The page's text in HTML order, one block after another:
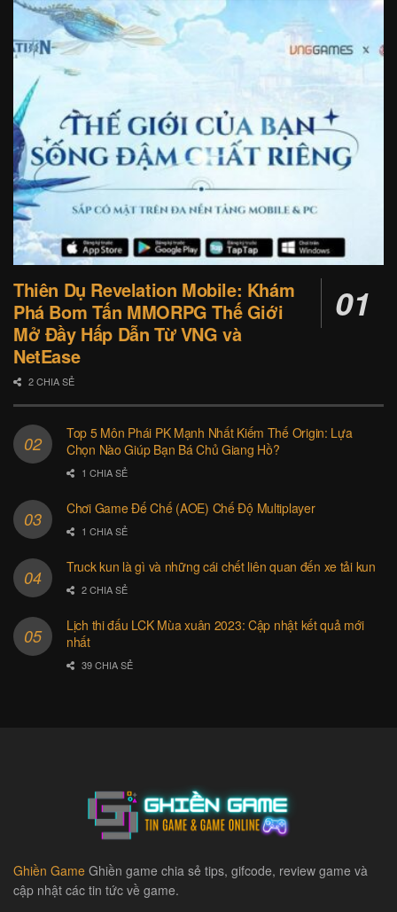
Thiên Dụ Revelation Mobile: Khám
Phá Bom Tấn MMORPG Thế Giới
Mở Đầy Hấp Dẫn Từ VNG và
NetEase
2 CHIA SẺ
Top 5 Môn Phái PK Mạnh Nhất Kiếm Thế Origin: Lựa
Chọn Nào Giúp Bạn Bá Chủ Giang Hồ?
1 CHIA SẺ
Chơi Game Đế Chế (AOE) Chế Độ Multiplayer
1 CHIA SẺ
Truck kun là gì và những cái chết liên quan đến xe tải kun
2 CHIA SẺ
Lịch thi đấu LCK Mùa xuân 2023: Cập nhật kết quả mới
nhất
39 CHIA SẺ
Ghiền Game Ghiền game chia sẻ tips, gifcode, review game và
cập nhật các tin tức về game.